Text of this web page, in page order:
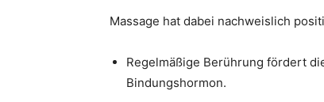
Massage hat dabei nachweislich
Regelmäßige Berührung fördert
Bindungshormon.